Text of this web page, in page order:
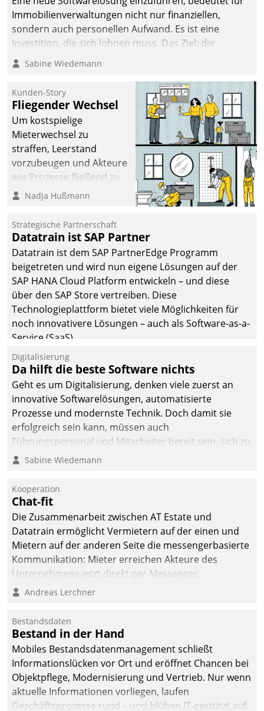
Immobilienverwaltungen nicht nur finanziellen,
sondern auch personellen Aufwand. Es ist eine
Investition, die sich lohnen muss. Das Ziel: die
nachhaltige Optimierung der Geschäftsabläufe. Damit
dieses Ziel erreicht wird, sollten einige Grundregeln
Sabine Wiedemann
Kunden-Story
Fliegender Wechsel
Um kostspielige
Mieterwechsel zu
straffen, Leerstand
vorzubeugen und Akteure
wie Prozesse fließend zu
vernetzen, nutzt die
Jahresbeginn eine
Überblick, Einsicht und
Eingriff bietende Lösung.
Zur Entwicklung setzte
man auf
Cloudtechnologie,
bewährte und Startup-
Partner sowie erstmals
agile Projektmethoden.
Nadja Hußmann
Strategische Partnerschaft
Datatrain ist SAP Partner
Datatrain ist dem SAP PartnerEdge Programm
beigetreten und wird nun eigene Lösungen auf der
SAP HANA Cloud Platform entwickeln – und diese
über den SAP Store vertreiben. Diese
Technologieplattform bietet viele Möglichkeiten für
noch innovativere Lösungen – auch als Software-as-a-
Service (SaaS).
Digitalisierung
Da hilft die beste Software nichts
Geht es um Digitalisierung, denken viele zuerst an
innovative Softwarelösungen, automatisierte
Prozesse und modernste Technik. Doch damit sie
erfolgreich sein kann, müssen auch
Führungspersonal und Mitarbeiter bereit sein, sich zu
verändern und anzupassen, sonst werden sie an ihr
Sabine Wiedemann
Kooperation
Chat-fit
Die Zusammenarbeit zwischen AT Estate und
Datatrain ermöglicht Vermietern auf der einen und
Mietern auf der anderen Seite die messengerbasierte
Kommunikation: Mieter erreichen Akteure des
Unternehmens jetzt direkt per Messenger,
Mitarbeiter oder Dienstleister empfangen oder
Andreas Lerchner
Bestandsdaten
Bestand in der Hand
Mobiles Bestandsdatenmanagement schließt
Informationslücken vor Ort und eröffnet Chancen bei
Objektpflege, Modernisierung und Vertrieb. Nur wenn
aktuelle Informationen vorliegen, laufen
Geschäftsprozesse rund – und blühen IT-gestützt auf.